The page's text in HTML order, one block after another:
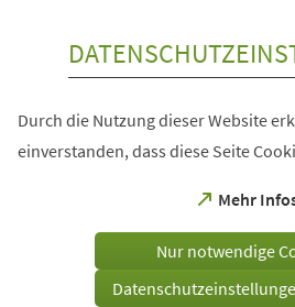
Durch die Nutzung dieser Website
einverstanden, dass diese Seite
Mehr
(Öffnet
einem
Tab)
Nur notwendige